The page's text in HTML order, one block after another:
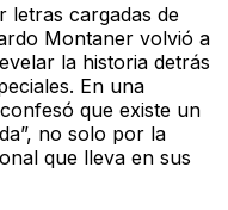
letras cargadas de
Montaner volvió a
la historia detrás
En una
que existe un
no solo por la
que lleva en sus